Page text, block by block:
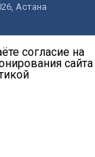
Астана
согласие на
сайта